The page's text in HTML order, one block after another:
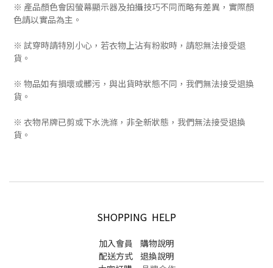
※ 產品顏色會因螢幕顯示器及拍攝技巧不同而略有差異，實際顏
色請以實品為主。
※ 試穿時請特別小心，若衣物上沾有粉妝時，請恕無法接受退
貨。
※ 物品如有損壞或髒污，與出貨時狀態不同，我們無法接受退換
貨。
※ 衣物吊牌已剪或下水洗滌，非全新狀態，我們無法接受退換
貨。
SHOPPING HELP
加入會員
購物說明
配送方式
退換說明